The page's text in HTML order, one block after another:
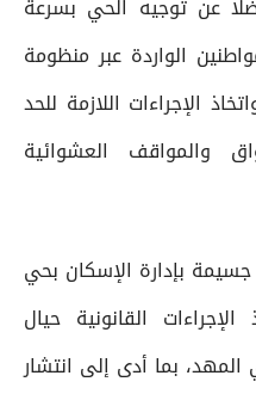
عن توجيه الحي بسرعة
الواردة عبر منظومة
الإجراءات اللازمة للحد
والمواقف العشوائية
بإدارة الإسكان بحي
القانونية حيال
بما أدى إلى انتشار